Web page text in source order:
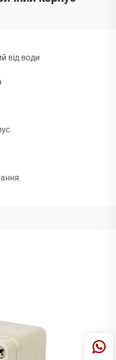
від води